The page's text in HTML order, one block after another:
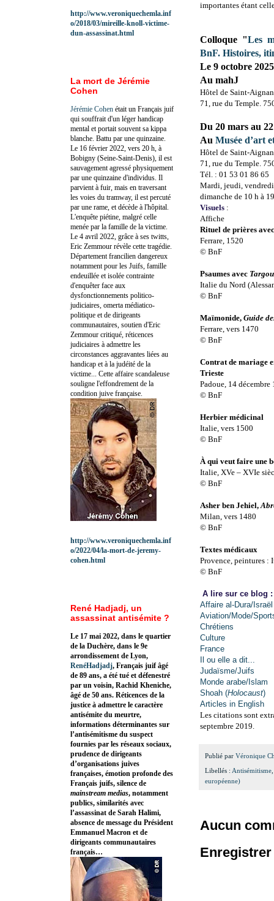
importantes étant
Colloque "Les
BnF. Histoires,
Le 9 octobre
Au mahJ
Hôtel de Saint-
71, rue du Temple.
Du 20 mars au
Au Musée d’art
Hôtel de Saint-Aignan
71, rue du Temple.
Tél. : 01 53 01 86 65
Mardi, jeudi, vendredi
dimanche de 10 h à
Visuels :
Affiche
Rituel de prières
Ferrare, 1520
© BnF
Psaumes avec
Italie du Nord
© BnF
Maïmonide, Guide
Ferrare, vers 1470
© BnF
Contrat de mariage
Trieste
Padoue, 14 décembre
© BnF
Herbier médicinal
Italie, vers 1500
© BnF
À qui veut faire une
Italie, XVe – XVIe
© BnF
Asher ben Jehiel,
Milan, vers 1480
© BnF
Textes médicaux
Provence, peintures :
© BnF
A lire sur ce blog :
Affaire al-Dura/Israël
Aviation/Mode/
Chrétiens
Culture
France
Il ou elle a dit...
Judaïsme/Juifs
Monde arabe/Islam
Shoah (Holocaust)
Articles in English
Les citations sont
septembre 2019.
Publié par Véronique
Libellés : Antisémitisme
européenne)
Aucun
http://www.veroniquechemla.inf
o/2018/03/mireille-knoll-victime-
dun-assassinat.html
La mort de Jérémie
Cohen
Jérémie Cohen était un Français juif
qui souffrait d'un léger handicap
mental et portait souvent sa kippa
blanche. Battu par une quinzaine.
Le 16 février 2022, vers 20 h, à
Bobigny (Seine-Saint-Denis), il est
sauvagement agressé physiquement
par une quinzaine d'individus. Il
parvient à fuir, mais en traversant
les voies du tramway, il est percuté
par une rame, et décède à l'hôpital.
L'enquête piétine, malgré celle
menée par la famille de la victime.
Le 4 avril 2022, grâce à ses twitts,
Eric Zemmour révèle cette tragédie.
Département francilien dangereux
notamment pour les Juifs, famille
endeuillée et isolée contrainte
d'enquêter face aux
dysfonctionnements politico-
judiciaires, omerta médiatico-
politique et de dirigeants
communautaires, soutien d'Eric
Zemmour critiqué, réticences
judiciaires à admettre les
circonstances aggravantes liées au
handicap et à la judéité de la
victime... Cette affaire scandaleuse
souligne l'effondrement de la
condition juive française.
http://www.veroniquechemla.inf
o/2022/04/la-mort-de-jeremy-
cohen.html
René Hadjadj, un
assassinat antisémite ?
Le 17 mai 2022, dans le quartier
de la Duchère, dans le 9e
arrondissement de Lyon,
RenéHadjadj, Français juif âgé
de 89 ans, a été tué et défenestré
par un voisin, Rachid Kheniche,
âgé de 50 ans. Réticences de la
justice à admettre le caractère
antisémite du meurtre,
informations déterminantes sur
l’antisémitisme du suspect
fournies par les réseaux sociaux,
prudence de dirigeants
d’organisations juives
françaises, émotion profonde des
Français juifs, silence de
mainstream medias, notamment
publics, similarités avec
l’assassinat de Sarah Halimi,
absence de message du Président
Emmanuel Macron et de
dirigeants communautaires
français…